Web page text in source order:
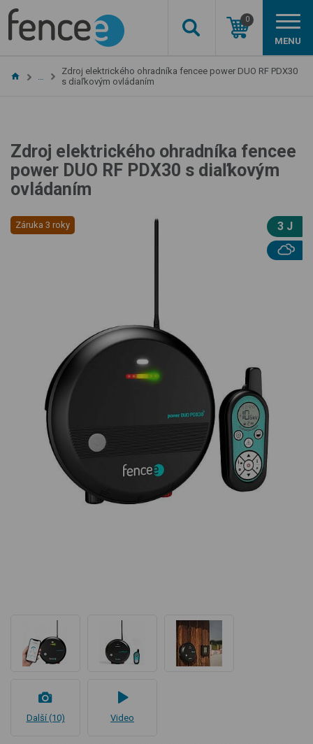
0
MENU
…
Zdroj elektrického ohradníka fencee power DUO RF PDX30
s diaľkovým ovládaním
Zdroj elektrického ohradníka fencee
power DUO RF PDX30 s diaľkovým
ovládaním
Záruka 3 roky 3 J
Další (10) Video